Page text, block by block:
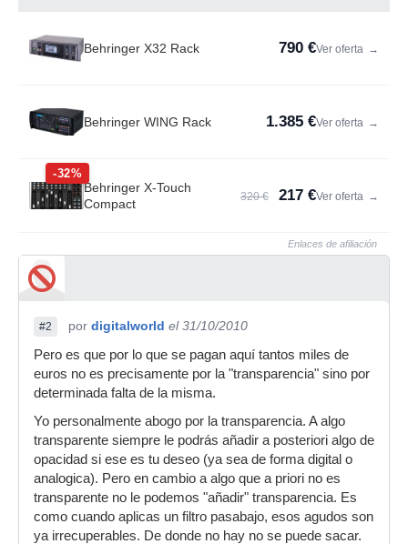
Behringer X32 Rack 790 €Ver oferta →
Behringer WING Rack 1.385 €Ver oferta →
-32%
Behringer X-Touch
Compact
320 € 217 €Ver oferta →
Enlaces de afiliación
#2 por digitalworld el 31/10/2010
Pero es que por lo que se pagan aquí tantos miles de
euros no es precisamente por la "transparencia" sino por
determinada falta de la misma.
Yo personalmente abogo por la transparencia. A algo
transparente siempre le podrás añadir a posteriori algo de
opacidad si ese es tu deseo (ya sea de forma digital o
analogica). Pero en cambio a algo que a priori no es
transparente no le podemos "añadir" transparencia. Es
como cuando aplicas un filtro pasabajo, esos agudos son
ya irrecuperables. De donde no hay no se puede sacar.